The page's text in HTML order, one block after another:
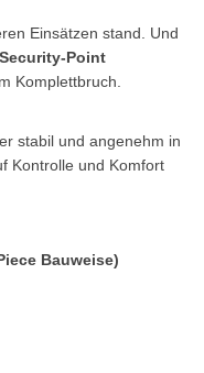
Einsätzen stand. Und
Security-Point
Komplettbruch.
stabil und angenehm in
Kontrolle und Komfort
Bauweise)